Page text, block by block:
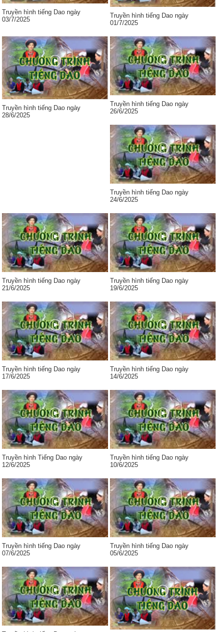
Truyền hình tiếng Dao ngày
03/7/2025
Truyền hình tiếng Dao ngày
01/7/2025
Truyền hình tiếng Dao ngày
28/6/2025
Truyền hình tiếng Dao ngày
26/6/2025
Truyền hình tiếng Dao ngày
24/6/2025
Truyền hình tiếng Dao ngày
21/6/2025
Truyền hình tiếng Dao ngày
19/6/2025
Truyền hình tiếng Dao ngày
17/6/2025
Truyền hình tiếng Dao ngày
14/6/2025
Truyền hình Tiếng Dao ngày
12/6/2025
Truyền hình tiếng Dao ngày
10/6/2025
Truyền hình tiếng Dao ngày
07/6/2025
Truyền hình tiếng Dao ngày
05/6/2025